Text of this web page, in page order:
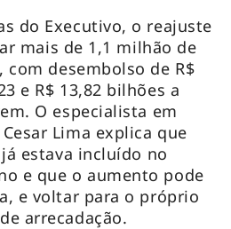
do Executivo, o reajuste
mais de 1,1 milhão de
com desembolso de R$
e R$ 13,82 bilhões a
O especialista em
Lima explica que
estava incluído no
e que o aumento pode
e voltar para o próprio
arrecadação.